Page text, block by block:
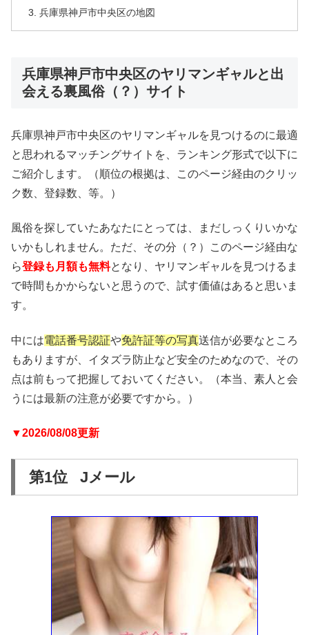
兵庫県神戸市中央区の地図
兵庫県神戸市中央区のヤリマンギャルと出
会える裏風俗（？）サイト
兵庫県神戸市中央区のヤリマンギャルを見つけるのに最適
と思われるマッチングサイトを、ランキング形式で以下に
ご紹介します。（順位の根拠は、このページ経由のクリッ
ク数、登録数、等。）
風俗を探していたあなたにとっては、まだしっくりいかな
いかもしれません。ただ、その分（？）このページ経由な
ら登録も月額も無料となり、ヤリマンギャルを見つけるま
で時間もかからないと思うので、試す価値はあると思いま
す。
中には電話番号認証や免許証等の写真送信が必要なところ
もありますが、イタズラ防止など安全のためなので、その
点は前もって把握しておいてください。（本当、素人と会
うには最新の注意が必要ですから。）
▼2026/08/08更新
第1位 Jメール